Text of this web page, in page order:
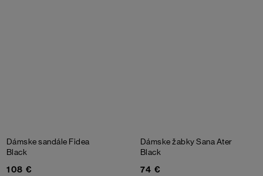
Dámske sandále Fidea
Black
108 €
Dámske žabky Sana Ater
Black
74 €